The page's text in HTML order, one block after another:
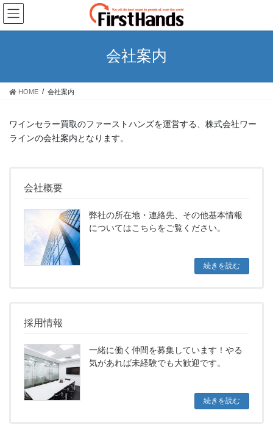
コ
ン
テ
移
ナ
ビ
ゲ
ン
会社案内
HOME 会社案内
ワインセラー買取のファーストハンズを運営する、株式会社ワー
ラインの会社案内となります。
会社概要
弊社の所在地・連絡先、その他基本情報
についてはこちらをご覧ください。
続きを読む
採用情報
一緒に働く仲間を募集しています！やる
気があれば未経験でも大歓迎です。
続きを読む